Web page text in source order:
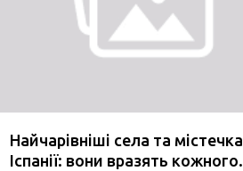
Найчарівніші села та містечка
Іспанії: вони вразять кожного.